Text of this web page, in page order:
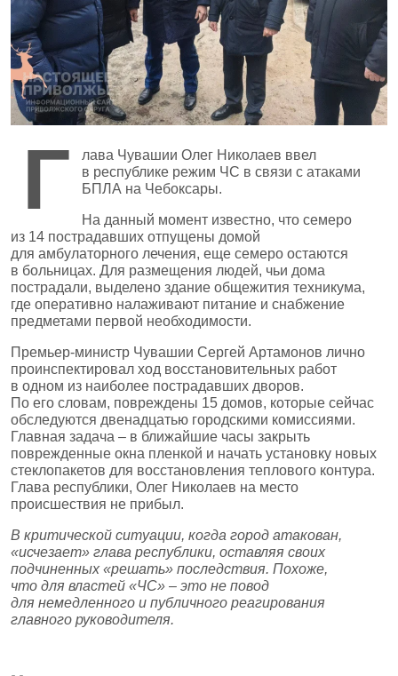
Г
лава Чувашии Олег Николаев ввел
в республике режим ЧС в связи с атаками
БПЛА на Чебоксары.
На данный момент известно, что семеро
из 14 пострадавших отпущены домой
для амбулаторного лечения, еще семеро остаются
в больницах. Для размещения людей, чьи дома
пострадали, выделено здание общежития техникума,
где оперативно налаживают питание и снабжение
предметами первой необходимости.
Премьер‑министр Чувашии Сергей Артамонов лично
проинспектировал ход восстановительных работ
в одном из наиболее пострадавших дворов.
По его словам, повреждены 15 домов, которые сейчас
обследуются двенадцатью городскими комиссиями.
Главная задача – в ближайшие часы закрыть
поврежденные окна пленкой и начать установку новых
стеклопакетов для восстановления теплового контура.
Глава республики, Олег Николаев на место
происшествия не прибыл.
В критической ситуации, когда город атакован,
«исчезает» глава республики, оставляя своих
подчиненных «решать» последствия. Похоже,
что для властей «ЧС» – это не повод
для немедленного и публичного реагирования
главного руководителя.